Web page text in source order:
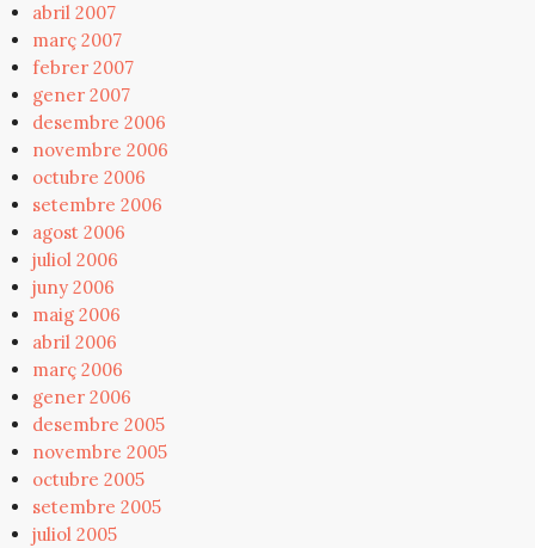
abril 2007
març 2007
febrer 2007
gener 2007
desembre 2006
novembre 2006
octubre 2006
setembre 2006
agost 2006
juliol 2006
juny 2006
maig 2006
abril 2006
març 2006
gener 2006
desembre 2005
novembre 2005
octubre 2005
setembre 2005
juliol 2005